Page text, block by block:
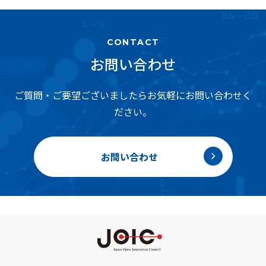
CONTACT
お問い合わせ
ご質問・ご要望ございましたらお気軽にお問い合わせく
ださい。
お問い合わせ